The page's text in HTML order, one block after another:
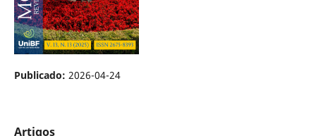
Publicado: 2026-04-24
Artigos